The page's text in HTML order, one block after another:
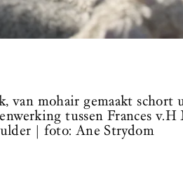
van mohair gemaakt
tussen Frances
| foto: Ane Strydom